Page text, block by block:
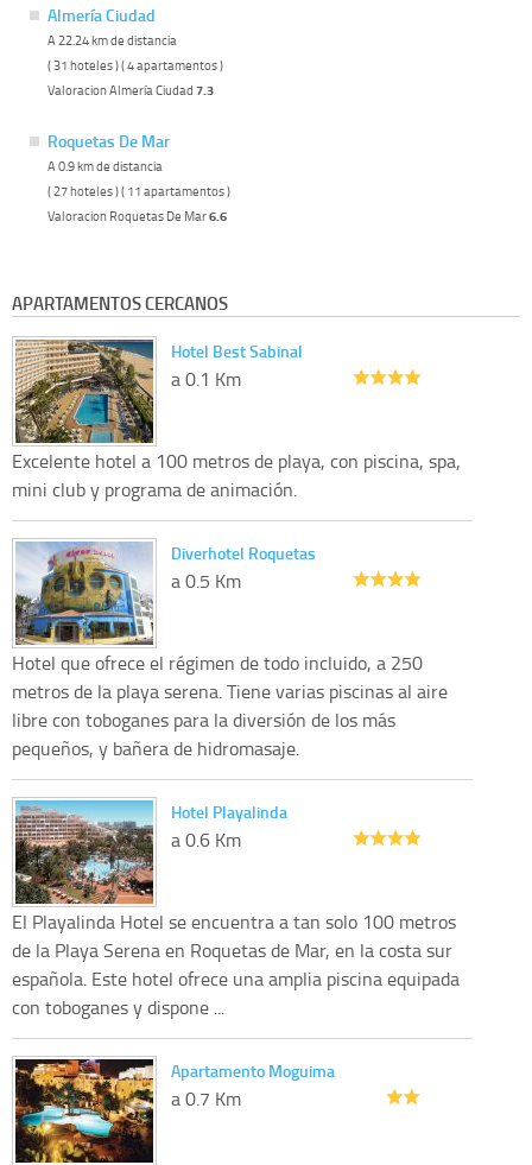
Almería Ciudad
A 22.24 km de distancia
( 31 hoteles ) ( 4 apartamentos )
Valoracion Almería Ciudad 7.3
Roquetas De Mar
A 0.9 km de distancia
( 27 hoteles ) ( 11 apartamentos )
Valoracion Roquetas De Mar6.6
APARTAMENTOS CERCANOS
Hotel Best Sabinal
a 0.1 Km
Excelente hotel a 100 metros de playa, con piscina, spa,
mini club y programa de animación.
Diverhotel Roquetas
a 0.5 Km
Hotel que ofrece el régimen de todo incluido, a 250
metros de la playa serena. Tiene varias piscinas al aire
libre con toboganes para la diversión de los más
pequeños, y bañera de hidromasaje.
Hotel Playalinda
a 0.6 Km
El Playalinda Hotel se encuentra a tan solo 100 metros
de la Playa Serena en Roquetas de Mar, en la costa sur
española. Este hotel ofrece una amplia piscina equipada
con toboganes y dispone ...
Apartamento Moguima
a 0.7 Km